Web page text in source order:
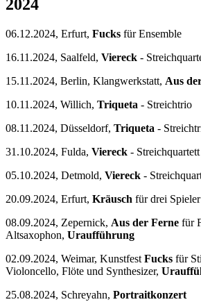
2024
06.12.2024, Erfurt, Fucks für Ensemble
16.11.2024, Saalfeld, Viereck -
15.11.2024, Berlin, Klangwerkstatt, Aus
10.11.2024, Willich, Triqueta - Streichtrio
08.11.2024, Düsseldorf, Triqueta -
31.10.2024, Fulda, Viereck - Streichquartett
05.10.2024, Detmold, Viereck -
20.09.2024, Erfurt, Kräusch für drei
08.09.2024, Zepernick, Aus der Ferne für
Altsaxophon, Uraufführung
02.09.2024, Weimar, Kunstfest Fucks für
Violoncello, Flöte und Synthesizer,
25.08.2024, Schreyahn, Portraitkonzert